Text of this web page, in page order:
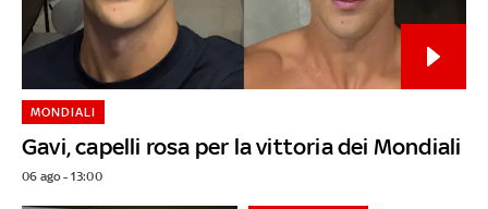
Gavi, capelli rosa per la vittoria dei Mondiali
MONDIALI
06 ago - 13:00